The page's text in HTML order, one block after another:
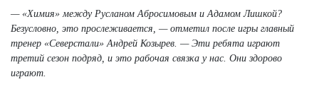
— «Химия» между Русланом Абросимовым и Адамом Лишкой?
Безусловно, это прослеживается, — отметил после игры главный
тренер «Северстали» Андрей Козырев. — Эти ребята играют
третий сезон подряд, и это рабочая связка у нас. Они здорово
играют.